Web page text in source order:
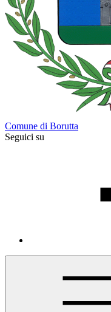
Comune di Borutta
Seguici su